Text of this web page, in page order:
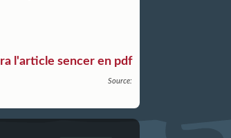
l'article sencer en pdf
Source: